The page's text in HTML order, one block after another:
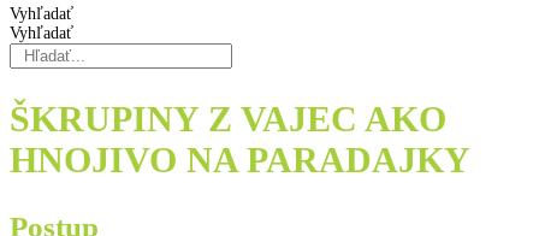
Vyhľadať
Vyhľadať
ŠKRUPINY Z VAJEC AKO
HNOJIVO NA PARADAJKY
Postup